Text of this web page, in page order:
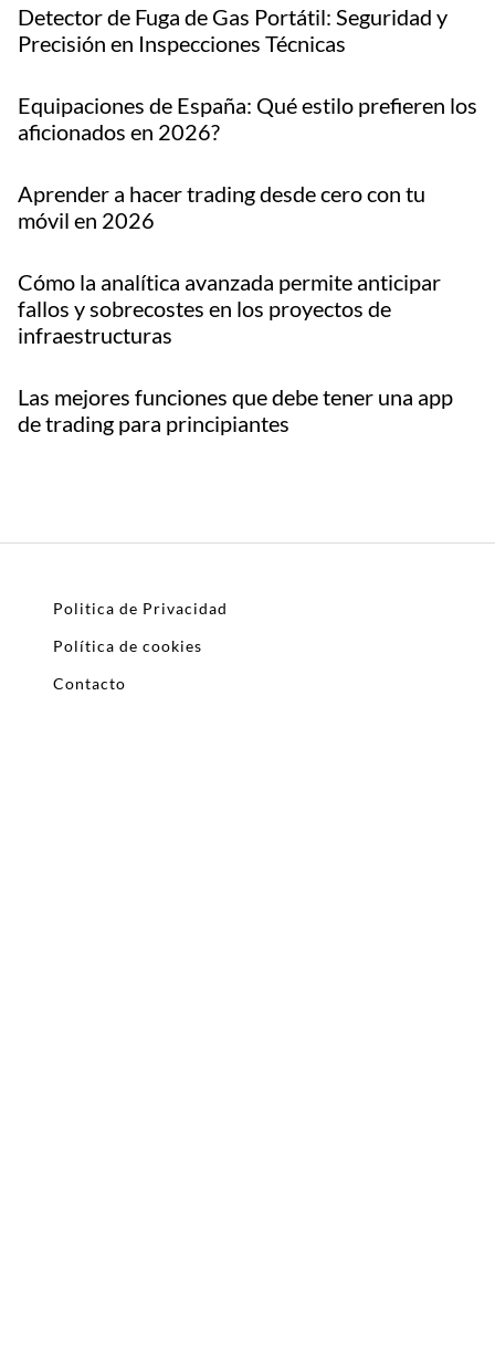
Detector de Fuga de Gas Portátil: Seguridad y
Precisión en Inspecciones Técnicas
Equipaciones de España: Qué estilo prefieren los
aficionados en 2026?
Aprender a hacer trading desde cero con tu
móvil en 2026
Cómo la analítica avanzada permite anticipar
fallos y sobrecostes en los proyectos de
infraestructuras
Las mejores funciones que debe tener una app
de trading para principiantes
Politica de Privacidad
Política de cookies
Contacto